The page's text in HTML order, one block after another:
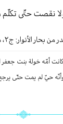
نقصت حتّى
من بحار الأنوار: ج٢،
بن عليّ بن أبي طالب (م ٨١ ه‍):
حيّ لم یمت حتّی یرجع.